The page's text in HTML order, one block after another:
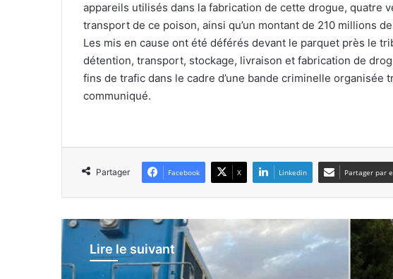
appareils utilisés dans la fabrication de cette drogue, quatre
transport de ce poison, ainsi qu’un montant de 210 millions
Les mis en cause ont été déférés devant le parquet près le
détention, transport, stockage, livraison et fabrication de
fins de trafic dans le cadre d’une bande criminelle organisée
communiqué.
Partager Facebook X Linkedin Partager par
Lire le suivant